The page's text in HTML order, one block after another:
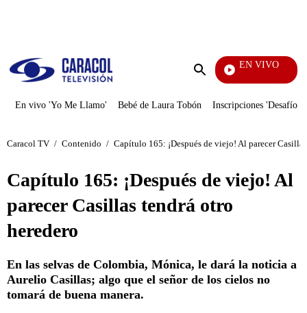
Enviar
EN VIVO
Vecinos
En vivo 'Yo Me Llamo' Bebé de Laura Tobón Inscripciones 'Desafío'
Caracol TV / Contenido / Capítulo 165: ¡Después de viejo! Al parecer
Capítulo 165: ¡Después de viejo! Al
parecer Casillas tendrá otro
heredero
En las selvas de Colombia, Mónica, le dará la noticia a
Aurelio Casillas; algo que el señor de los cielos no
tomará de buena manera.